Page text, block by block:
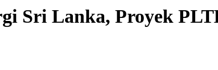
Sri Lanka, Proyek